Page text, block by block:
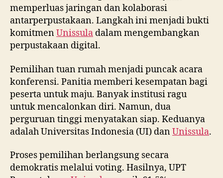
memperluas jaringan dan kolaborasi
antarperpustakaan. Langkah ini menjadi bukti
komitmenUnissula dalam mengembangkan
perpustakaan digital.
Pemilihan tuan rumah menjadi puncak acara
konferensi. Panitia memberi kesempatan bagi
peserta untuk maju. Banyak institusi ragu
untuk mencalonkan diri. Namun, dua
perguruan tinggi menyatakan siap. Keduanya
adalah Universitas Indonesia (UI) danUnissula.
Proses pemilihan berlangsung secara
demokratis melalui voting. Hasilnya, UPT